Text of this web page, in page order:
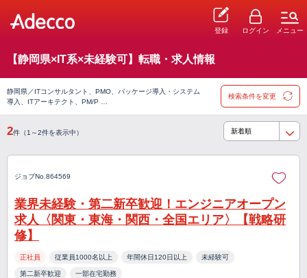
登録 ログイン メニュー
【静岡県×IT系×未経験可】転職・求人情報
静岡県／ITコンサルタント、PMO、パッケージ導入・システム
導入、ITアーキテクト、PM/P …
検索条件を変更
2件（1～2件を表示中）
ジョブNo.864569
業界未経験・第二新卒歓迎！エンジニアオープン
求人〈関東・東海・関西・全国エリア〉【戦略研
修】
正社員 従業員1000名以上 年間休日120日以上 未経験可
第二新卒歓迎 一部在宅勤務